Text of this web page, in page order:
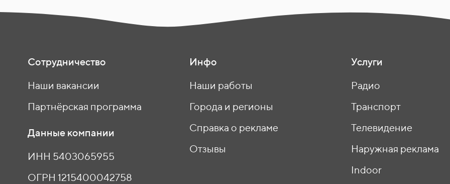
Сотрудничество
Наши вакансии
Партнёрская программа
Данные компании
ИНН 5403065955
ОГРН 1215400042758
Инфо
Наши работы
Города и регионы
Справка о рекламе
Отзывы
Услуги
Радио
Транспорт
Телевидение
Наружная реклама
Indoor